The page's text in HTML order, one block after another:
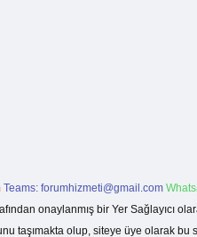
Teams: forumhizmeti@gmail.com
onaylanmış bir Yer Sağlayıcı
taşımakta olup, siteye üye olarak